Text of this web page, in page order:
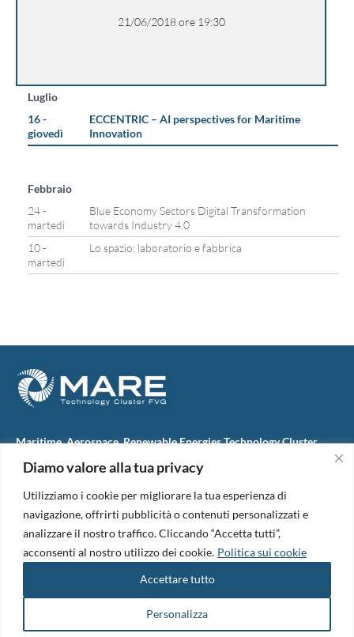
Diamo valore alla tua privacy
Utilizziamo i cookie per migliorare la tua esperienza di
navigazione, offrirti pubblicità o contenuti personalizzati e
analizzare il nostro traffico. Cliccando “Accetta tutti”,
acconsenti al nostro utilizzo dei cookie. Politica sui cookie
Personalizza
Accettare tutto
21/06/2018 ore 19:30
Luglio
16 -
giovedì
ECCENTRIC – AI perspectives for Maritime
Innovation
Febbraio
24 -
martedì
Blue Economy Sectors Digital Transformation
towards Industry 4.0
10 -
martedì
Lo spazio: laboratorio e fabbrica
Maritime, Aerospace, Renewable Energies Technology Cluster
M.A.R.E. TC FVG S.c.ar.l.
34074 Monfalcone (Italy)
tel. +39 0481 723440
Codice Fiscale e Partita Iva: 01138620313
PEC:marefvg@legalmail.it
Codice univoco per i pagamenti: M5UXCR1
Copyright 2026. Design and development by
Informativa Privacy|Cookie Policy|Amm. Trasparente|Bandi &